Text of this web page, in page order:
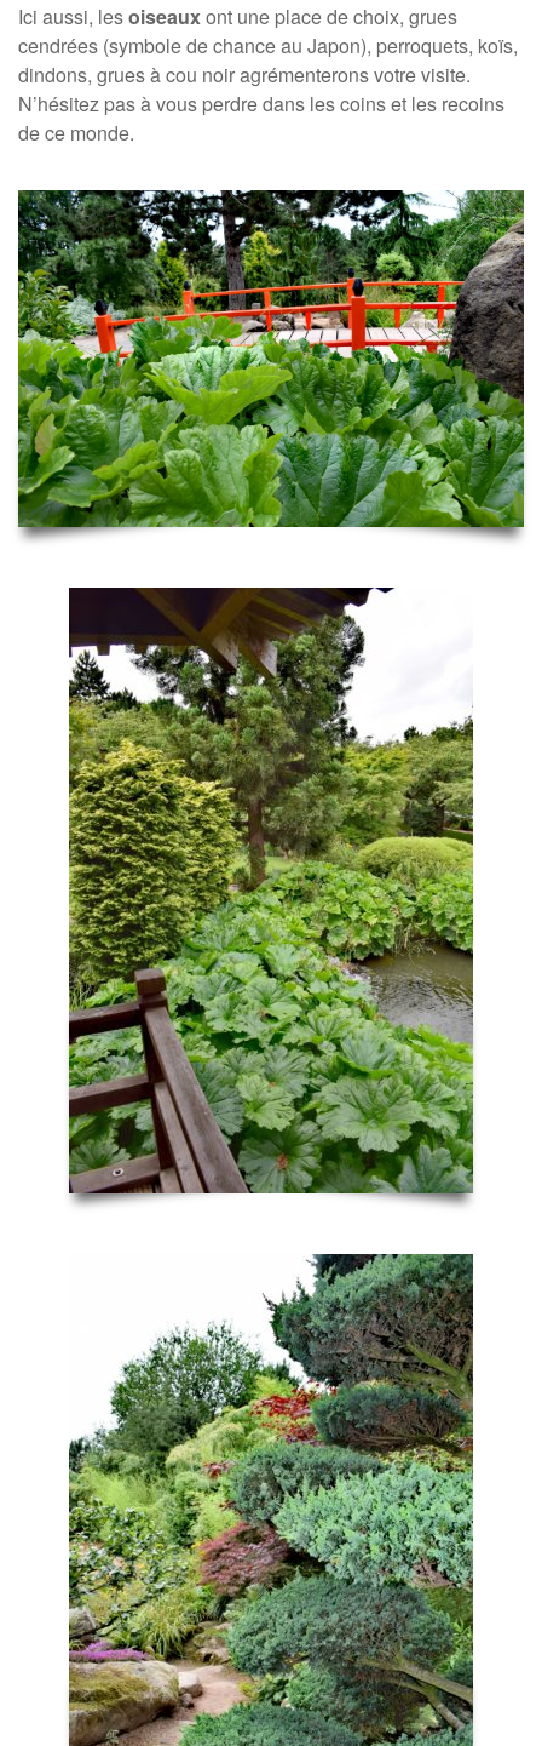
Ici aussi, lesoiseauxont une place de choix, grues
cendrées (symbole de chance au Japon), perroquets, koïs,
dindons, grues à cou noir agrémenterons votre visite.
N’hésitez pas à vous perdre dans les coins et les recoins
de ce monde.